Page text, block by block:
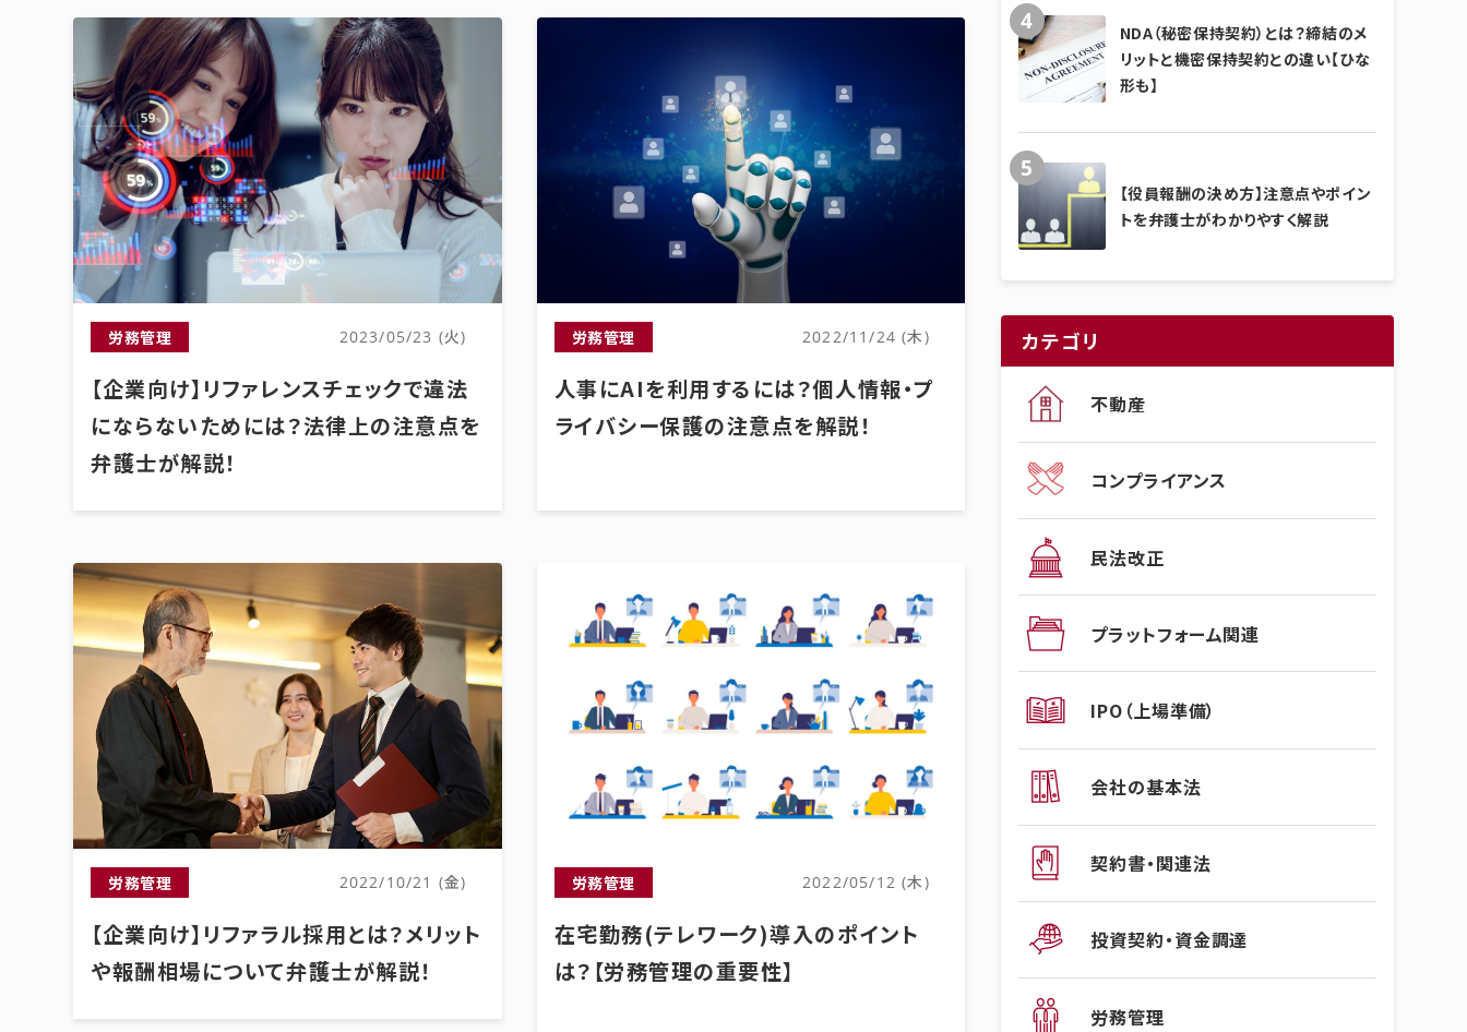
労務管理 2023/05/23 (火)
【企業向け】リファレンスチェックで違法
にならないためには？法律上の注意点を
弁護士が解説！
労務管理 2022/11/24 (木)
人事にAIを利用するには？個人情報・プ
ライバシー保護の注意点を解説！
労務管理 2022/10/21 (金)
【企業向け】リファラル採用とは？メリット
や報酬相場について弁護士が解説！
労務管理 2022/05/12 (木)
在宅勤務(テレワーク)導入のポイント
は？【労務管理の重要性】
NDA（秘密保持契約）とは？締結のメ
リットと機密保持契約との違い【ひな
形も】
【役員報酬の決め方】注意点やポイン
トを弁護士がわかりやすく解説
カテゴリ
不動産
コンプライアンス
民法改正
プラットフォーム関連
IPO（上場準備）
会社の基本法
契約書・関連法
投資契約・資金調達
労務管理